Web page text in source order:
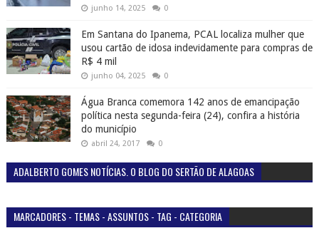
junho 14, 2025 0
Em Santana do Ipanema, PCAL localiza mulher que
usou cartão de idosa indevidamente para compras de
R$ 4 mil
junho 04, 2025 0
Água Branca comemora 142 anos de emancipação
política nesta segunda-feira (24), confira a história
do município
abril 24, 2017 0
ADALBERTO GOMES NOTÍCIAS. O BLOG DO SERTÃO DE ALAGOAS
MARCADORES - TEMAS - ASSUNTOS - TAG - CATEGORIA